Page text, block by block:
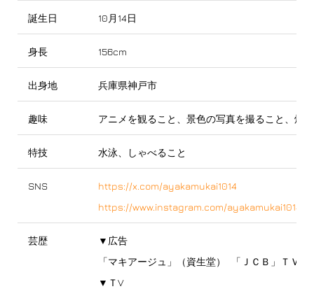
誕生日 10月14日
身長 156cm
出身地 兵庫県神戸市
趣味 アニメを観ること、景色の写真を撮ること、焼肉
特技 水泳、しゃべること
SNS
https://x.com/ayakamukai1014
https://www.instagram.com/ayakamukai1014
芸歴
▼広告
「マキアージュ」（資生堂） 「ＪＣＢ」ＴＶ
▼ＴV